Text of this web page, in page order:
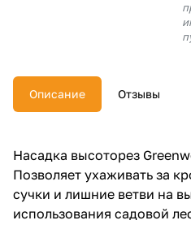
Описание Отзывы
Насадка высоторез
Позволяет ухаживать за
сучки и лишние ветви на
использования садовой
недели